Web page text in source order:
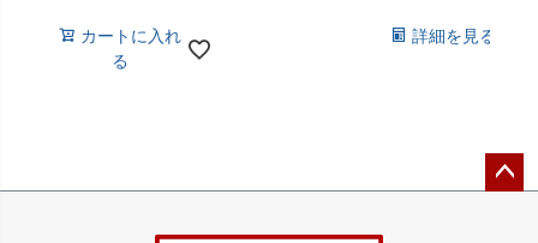
カートに入れ
る
詳細を見る